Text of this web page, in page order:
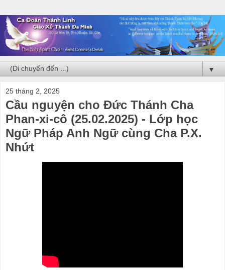
▼
25 tháng 2, 2025
Cầu nguyện cho Đức Thánh Cha
Phan-xi-cô (25.02.2025) - Lớp học
Ngữ Pháp Anh Ngữ cùng Cha P.X.
Nhứt